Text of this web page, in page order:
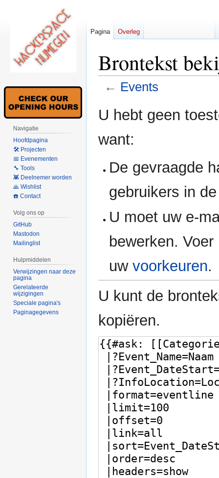
Brontekst
← Events
navigatie
zoeken
U hebt geen
want:
De gevraagde
gebruikers in
U moet uw e-
bewerken.
uwvoorkeuren.
U kunt de
kopiëren.
Pagina Overleg
Navigatie
Hoofdpagina
🛠 Projecten
📅 Evenementen
🔧 Tools
👾 Deelnemer worden
🙏 Wishlist
☎️ Contact
Volg ons op
GitHub
Mastodon
Mailinglist
Hulpmiddelen
Verwijzingen naar deze
pagina
Gerelateerde
wijzigingen
Speciale pagina's
Paginagegevens